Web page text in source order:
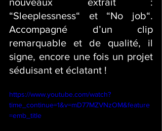
“Sleeplessness“ et “No job“.
Accompagné d’un clip
remarquable et de qualité, il
signe, encore une fois un projet
séduisant et éclatant !
https://www.youtube.com/watch?
time_continue=1&v=mD77MZVNzOM&feature
=emb_title